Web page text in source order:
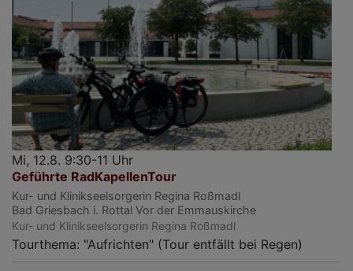
Mi, 12.8. 9:30-11 Uhr
Geführte RadKapellenTour
Kur- und Klinikseelsorgerin Regina Roßmadl
Bad Griesbach i. Rottal Vor der Emmauskirche
Kur- und Klinikseelsorgerin Regina Roßmadl
Tourthema: "Aufrichten" (Tour entfällt bei Regen)